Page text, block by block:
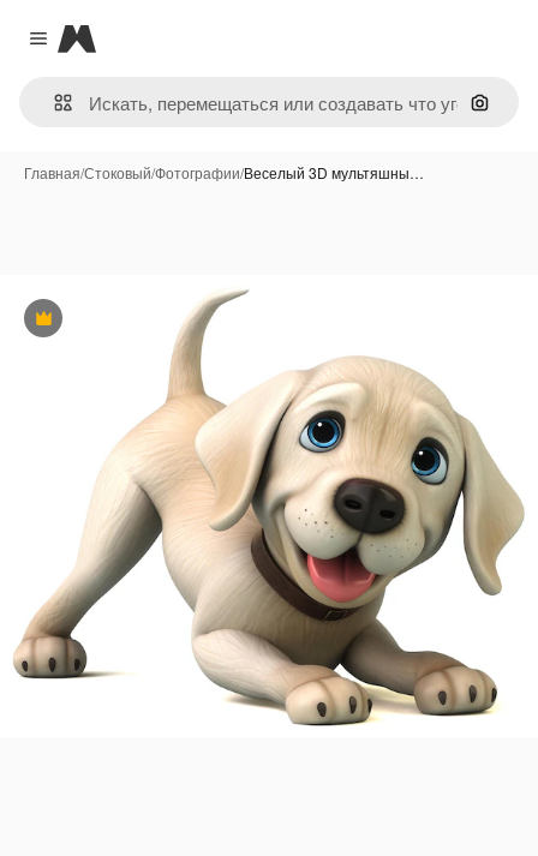
Close menu
Magnific
Поиск
Главная/Стоковый/Фотографии/Веселый 3D мультяшны…
Премиум